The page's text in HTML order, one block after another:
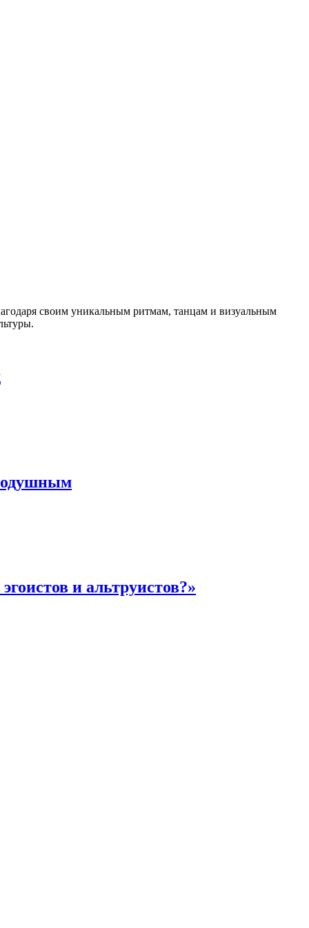
своим уникальным ритмам, танцам и визуальным
и альтруистов?»